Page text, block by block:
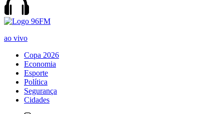
ao vivo
Copa 2026
Economia
Esporte
Política
Segurança
Cidades